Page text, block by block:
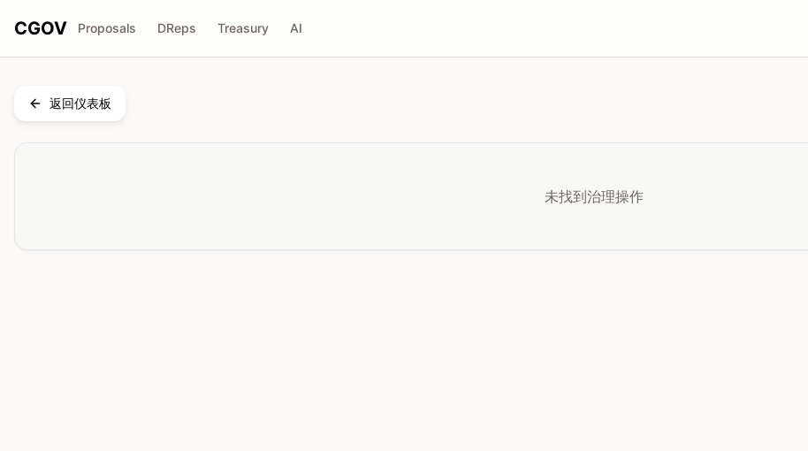
CGOV Proposals DReps Treasury AI
返回仪表板
未找到治理操作